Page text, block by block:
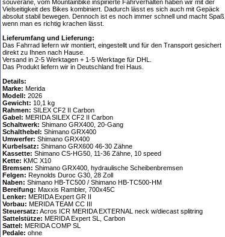
souveräne, vom Mountainbike inspirierte Fahrverhalten haben wir mit der
Vielseitigkeit des Bikes kombiniert. Dadurch lässt es sich auch mit Gepäck
absolut stabil bewegen. Dennoch ist es noch immer schnell und macht Spaß,
wenn man es richtig krachen lässt.
Lieferumfang und Lieferung:
Das Fahrrad liefern wir montiert, eingestellt und für den Transport gesichert
direkt zu Ihnen nach Hause.
Versand in 2-5 Werktagen + 1-5 Werktage für DHL.
Das Produkt liefern wir in Deutschland frei Haus.
Details:
Marke: Merida
Modell: 2026
Gewicht: 10,1 kg
Rahmen: SILEX CF2 II Carbon
Gabel: MERIDA SILEX CF2 II Carbon
Schaltwerk: Shimano GRX400, 20-Gang
Schalthebel: Shimano GRX400
Umwerfer: Shimano GRX400
Kurbelsatz: Shimano GRX600 46-30 Zähne
Kassette: Shimano CS-HG50, 11-36 Zähne, 10 speed
Kette: KMC X10
Bremsen: Shimano GRX400, hydraulische Scheibenbremsen
Felgen: Reynolds Duroc G30, 28 Zoll
Naben: Shimano HB-TC500 / Shimano HB-TC500-HM
Bereifung: Maxxis Rambler, 700x45C
Lenker: MERIDA Expert GR II
Vorbau: MERIDA TEAM CC III
Steuersatz: Acros ICR MERIDA EXTERNAL neck w/diecast splitring
Sattelstütze: MERIDA Expert SL, Carbon
Sattel: MERIDA COMP SL
Pedale: ohne